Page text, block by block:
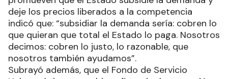
deje los precios liberados a la competencia
indicó que: “subsidiar la demanda sería: cobren lo
que quieran que total el Estado lo paga. Nosotros
decimos: cobren lo justo, lo razonable, que
nosotros también ayudamos”.
Subrayó además, que el Fondo de Servicio